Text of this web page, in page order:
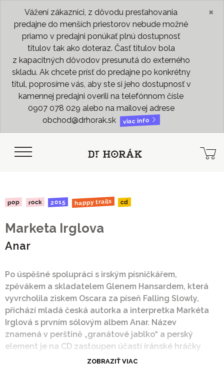
Vážení zákazníci, z dôvodu presťahovania
predajne do menších priestorov nebude možné
priamo v predajni ponúkať plnú dostupnosť
titulov tak ako doteraz. Časť titulov bola
z kapacitných dôvodov presunutá do externého
skladu. Ak chcete prísť do predajne po konkrétny
titul, poprosíme vás, aby ste si jeho dostupnosť v
kamennej predajni overili na telefónnom čísle
0907 078 029 alebo na mailovej adrese
obchod@drhorak.sk
viac info
×
pop rock 2015 happy trails cd
Marketa Irglova
Anar
Po úspěšné spolupráci s irským písničkářem,
zpěvákem a skladatelem Glenem Hansardem, která
vyvrcholila ziskem Oscara za píseň Falling Slowly,
přichází mladá česká autorka a interpretka Markéta
Irglová s prvním sólovým albem Anar. Název
znamená v perštině „granátové jablko“ a perský
element je na CD zastoupen účastí íránské hráčky
na buben daf a zpěvačky Aidy Shahghasemi. Album
ZOBRAZIŤ VIAC